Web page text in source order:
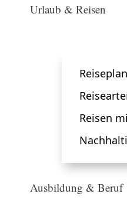
Urlaub & Reisen
Reisen
Ausbildung & Beruf